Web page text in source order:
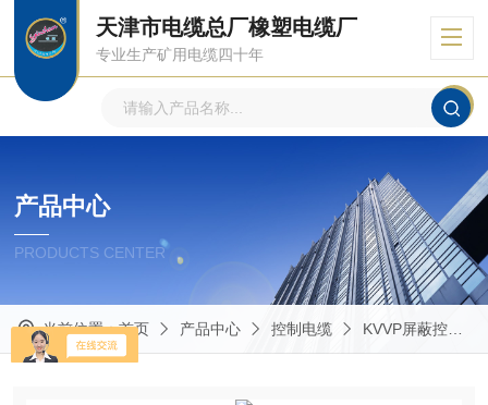
天津市电缆总厂橡塑电缆厂
专业生产矿用电缆四十年
产品中心
PRODUCTS CENTER
当前位置：首页 产品中心 控制电缆 KVVP屏蔽控制电缆